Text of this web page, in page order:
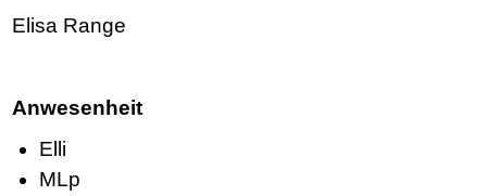
Elisa Range
Anwesenheit
Elli
MLp